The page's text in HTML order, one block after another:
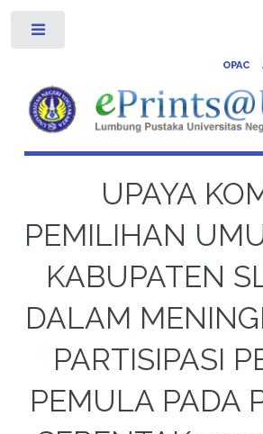
OPAC
UPAYA
PEMILIHAN
KABUPATEN
DALAM
PARTISIPASI
PEMULA PADA